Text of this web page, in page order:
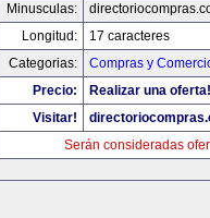
Minusculas:
Longitud:
17 caracteres
Categorias:
Compras y
Precio:
Realizar una oferta!
Visitar!
Serán consideradas